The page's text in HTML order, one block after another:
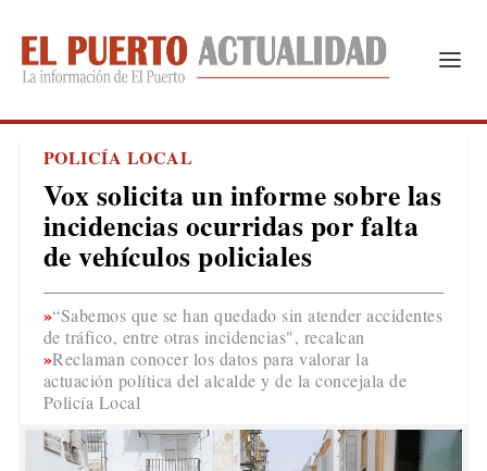
POLICÍA LOCAL
Vox solicita un informe sobre las
incidencias ocurridas por falta
de vehículos policiales
“Sabemos que se han quedado sin atender accidentes
de tráfico, entre otras incidencias", recalcan
Reclaman conocer los datos para valorar la
actuación política del alcalde y de la concejala de
Policía Local